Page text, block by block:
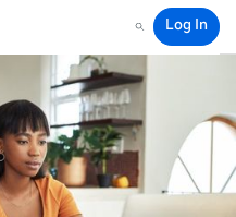
Search
Log In